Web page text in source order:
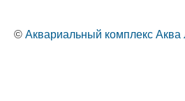
© Аквариальный комплекс Аква